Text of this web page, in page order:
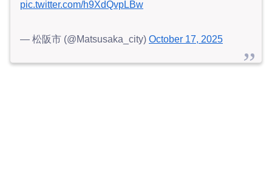
pic.twitter.com/h9XdQvpLBw
— 松阪市 (@Matsusaka_city) October 17, 2025